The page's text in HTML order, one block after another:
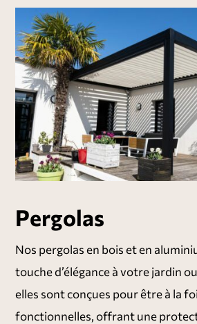
Pergolas
Nos pergolas en bois et en
touche d’élégance à votre jardin
elles sont conçues pour être à la
fonctionnelles, offrant une